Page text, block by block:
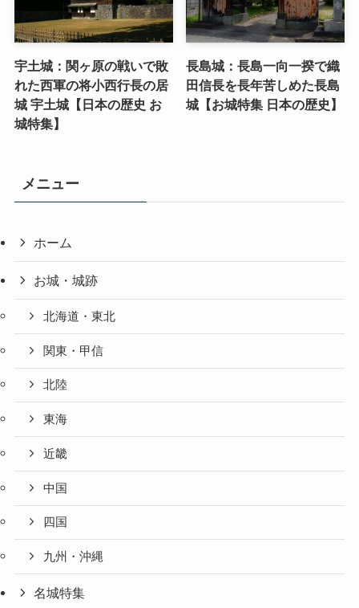
宇土城：関ヶ原の戦いで敗
れた西軍の将小西行長の居
城 宇土城【日本の歴史 お
城特集】
長島城：長島一向一揆で織
田信長を長年苦しめた長島
城【お城特集 日本の歴史】
メニュー
ホーム
お城・城跡
北海道・東北
関東・甲信
北陸
東海
近畿
中国
四国
九州・沖縄
名城特集